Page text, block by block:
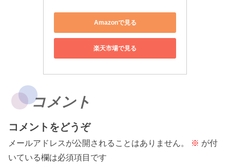
Amazonで見る
楽天市場で見る
コメント
コメントをどうぞ
メールアドレスが公開されることはありません。 ※ が付
いている欄は必須項目です